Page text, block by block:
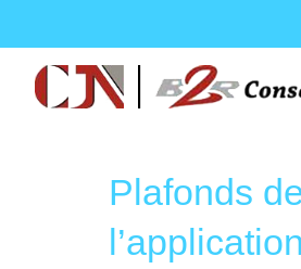
Plafonds